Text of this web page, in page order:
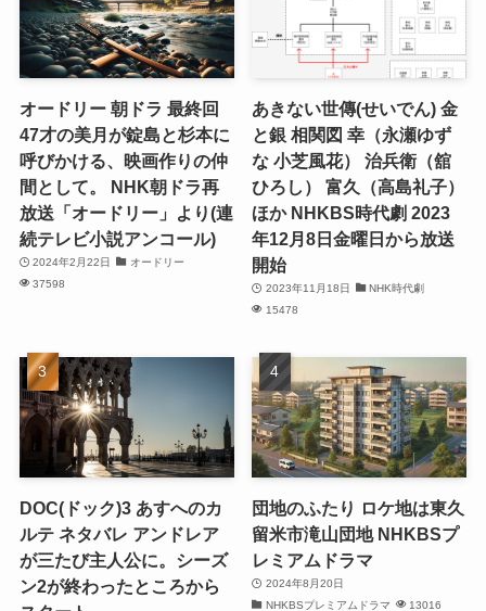
オードリー 朝ドラ 最終回
47才の美月が錠島と杉本に
呼びかける、映画作りの仲
間として。 NHK朝ドラ再
放送「オードリー」より(連
続テレビ小説アンコール)
2024年2月22日
オードリー
37598
あきない世傳(せいでん) 金
と銀 相関図 幸（永瀬ゆず
な 小芝風花） 治兵衛（舘
ひろし） 富久（高島礼子）
ほか NHKBS時代劇 2023
年12月8日金曜日から放送
開始
2023年11月18日
NHK時代劇
15478
DOC(ドック)3 あすへのカ
ルテ ネタバレ アンドレア
が三たび主人公に。シーズ
ン2が終わったところから
団地のふたり ロケ地は東久
留米市滝山団地 NHKBSプ
レミアムドラマ
2024年8月20日
NHKBSプレミアムドラマ
13016